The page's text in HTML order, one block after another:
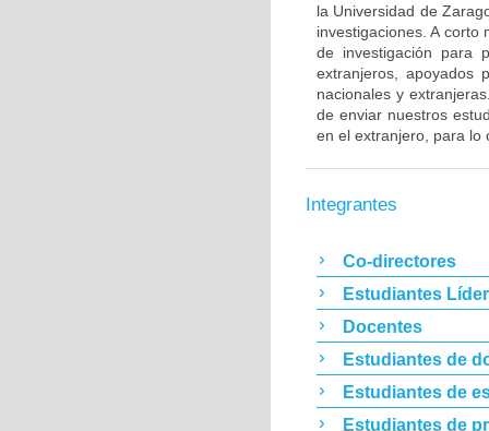
la Universidad de
investigaciones. A
de investigación para
extranjeros, apoyados
nacionales y
de enviar nuestros
en el extranjero, para lo
Integrantes
Co-directores
Estudiantes
Docentes
Estudiantes de
Estudiantes de
Estudiantes de